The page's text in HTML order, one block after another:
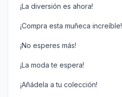
¡La diversión es ahora!
¡Compra esta muñeca increíble!
¡No esperes más!
¡La moda te espera!
¡Añádela a tu colección!